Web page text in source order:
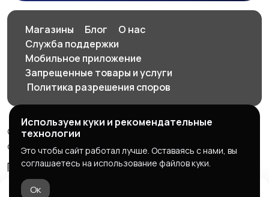
Магазины Блог
О нас
Служба поддержки
Мобильное приложение
Запрещенные товары и услуги
️ Политика разрешения споров
© 2026 SellClick - доска частных и коммерческих
объявлений
Правила сервиса
Политика конфиденциальности
Используем куки и рекомендательные
технологии
Это чтобы сайт работал лучше. Оставаясь с нами, вы
соглашаетесь на использование файлов куки.
Ок